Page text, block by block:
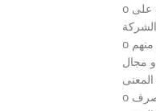
o شهادة نشاط هذا الكيان القانوني المعين باعتباره المساهم الصادر عن السلطة المختصة في بلد المستثمر. يجب أن تحتوي الشهادة على
o القرار (واحدًا كان أو أكثر) الصادر عن الهيئة المختصة داخل المؤسسة والمُشكّلة من حملة الأسهم (واحدًا كان أو أكثر) الذين يتألف منهم
مجال
o في حالة تعيين كيان قانوني كعضو في مجلس إدارة الشركة المقرر تأسيسها، فإنه يجب التصريح باسم الشخص الحقيقي الذي سيتصرف